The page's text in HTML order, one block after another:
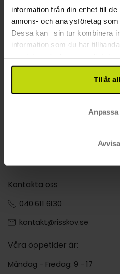
information från din enhet till
annons- och analysföretag som
Dessa kan i sin tur kombinera
information som du har
Tillåt
Anpassa
Avvisa
Finns det hotell av hög
lyxhotell i Ronneby?
Ja, många av Risskovs hotell i
När är det billigast att bo
Butiker och sevärdheter i
Kontakta oss
040 611 6130
kontakt@risskov.se
Våra öppetider är:
Måndag - Fredag: 9 - 17